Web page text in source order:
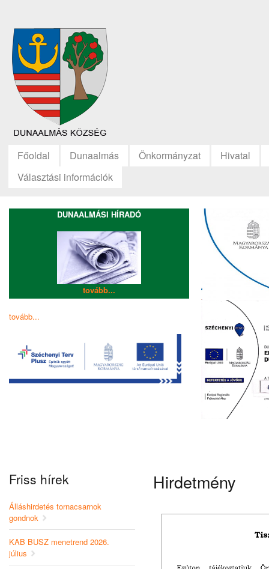
Főoldal Dunaalmás Önkormányzat
Hivatal
Választási információk
DUNAALMÁSI HÍRADÓ
tovább...
tovább...
Friss hírek
Álláshirdetés tornacsarnok
gondnok
KAB BUSZ menetrend 2026.
július
Hirdetmény